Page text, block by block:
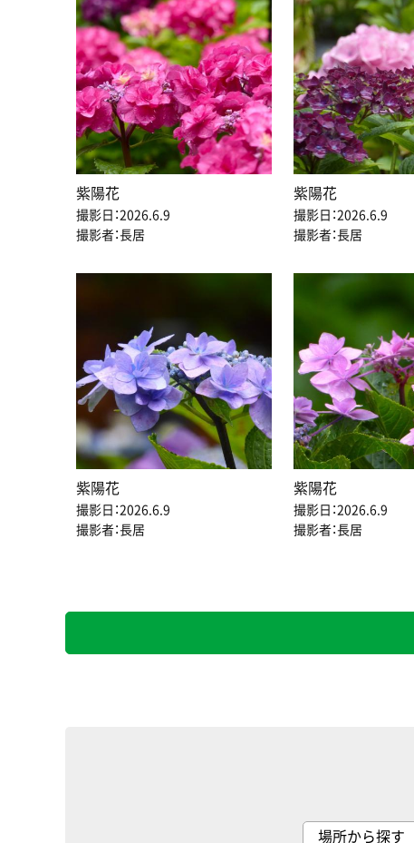
紫陽花
撮影日：2026.6.9
撮影者：長居
紫陽花
撮影日：2026.6.9
撮影者：長居
紫陽花
撮影日：2026.6.9
撮影者：長居
紫陽花
撮影日：2026.6.9
撮影者：長居